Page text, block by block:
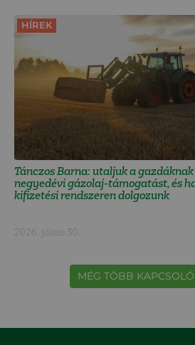
HÍREK
Tánczos Barna: utaljuk a gazdáknak
negyedévi gázolaj-támogatást, és
kifizetési rendszeren dolgozunk
2026. július 30.
MÉG TÖBB